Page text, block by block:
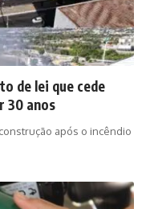
de lei que cede
30 anos
após o incêndio